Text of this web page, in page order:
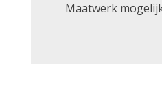
Maatwerk